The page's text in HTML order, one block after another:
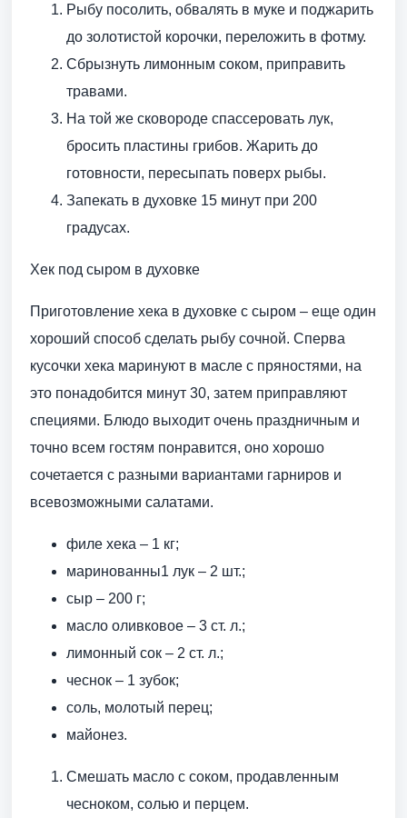
Рыбу посолить, обвалять в муке и поджарить
до золотистой корочки, переложить в фотму.
Сбрызнуть лимонным соком, приправить
травами.
На той же сковороде спассеровать лук,
бросить пластины грибов. Жарить до
готовности, пересыпать поверх рыбы.
Запекать в духовке 15 минут при 200
градусах.
Хек под сыром в духовке
Приготовление хека в духовке с сыром – еще один
хороший способ сделать рыбу сочной. Сперва
кусочки хека маринуют в масле с пряностями, на
это понадобится минут 30, затем приправляют
специями. Блюдо выходит очень праздничным и
точно всем гостям понравится, оно хорошо
сочетается с разными вариантами гарниров и
всевозможными салатами.
филе хека – 1 кг;
маринованны1 лук – 2 шт.;
сыр – 200 г;
масло оливковое – 3 ст. л.;
лимонный сок – 2 ст. л.;
чеснок – 1 зубок;
соль, молотый перец;
майонез.
Смешать масло с соком, продавленным
чесноком, солью и перцем.